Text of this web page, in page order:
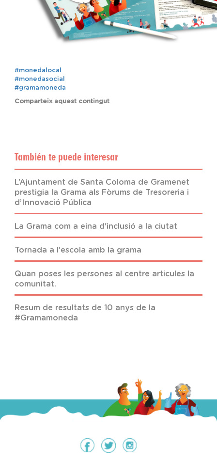
#monedalocal
#monedasocial
#gramamoneda
Comparteix aquest contingut
También te puede interesar
L’Ajuntament de Santa Coloma de Gramenet
prestigia la Grama als Fòrums de Tresoreria i
d’Innovació Pública
La Grama com a eina d'inclusió a la ciutat
Tornada a l'escola amb la grama
Quan poses les persones al centre articules la
comunitat.
Resum de resultats de 10 anys de la
#Gramamoneda